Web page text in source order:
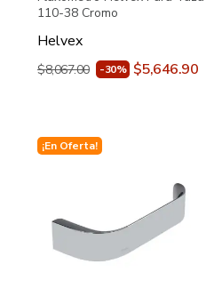
110-38 Cromo
Helvex
$8,067.00 -30% $5,646.90
¡En Oferta!